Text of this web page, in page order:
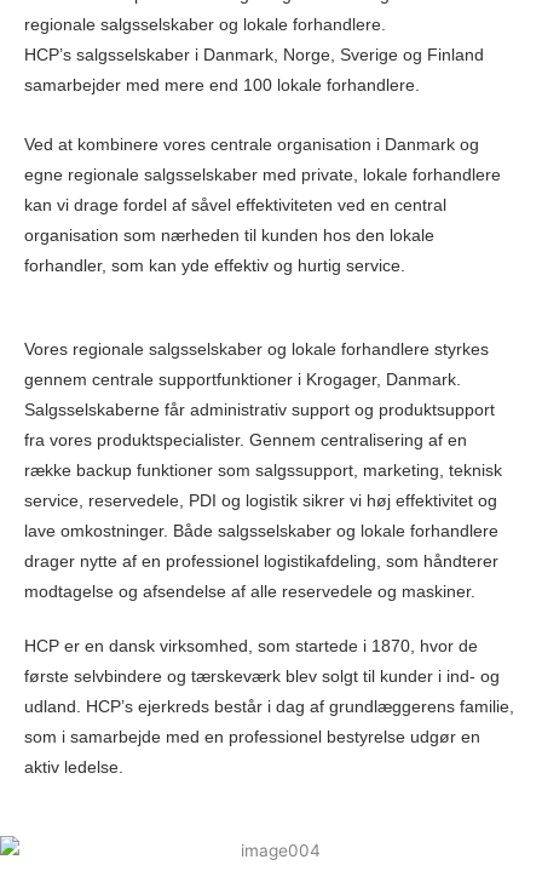
regionale salgsselskaber og lokale forhandlere.
HCP’s salgsselskaber i Danmark, Norge, Sverige og Finland
samarbejder med mere end 100 lokale forhandlere.
Ved at kombinere vores centrale organisation i Danmark og
egne regionale salgsselskaber med private, lokale forhandlere
kan vi drage fordel af såvel effektiviteten ved en central
organisation som nærheden til kunden hos den lokale
forhandler, som kan yde effektiv og hurtig service.
Vores regionale salgsselskaber og lokale forhandlere styrkes
gennem centrale supportfunktioner i Krogager, Danmark.
Salgsselskaberne får administrativ support og produktsupport
fra vores produktspecialister. Gennem centralisering af en
række backup funktioner som salgssupport, marketing, teknisk
service, reservedele, PDI og logistik sikrer vi høj effektivitet og
lave omkostninger. Både salgsselskaber og lokale forhandlere
drager nytte af en professionel logistikafdeling, som håndterer
modtagelse og afsendelse af alle reservedele og maskiner.
HCP er en dansk virksomhed, som startede i 1870, hvor de
første selvbindere og tærskeværk blev solgt til kunder i ind- og
udland. HCP’s ejerkreds består i dag af grundlæggerens familie,
som i samarbejde med en professionel bestyrelse udgør en
aktiv ledelse.